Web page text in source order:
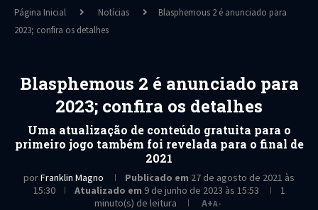
Página Inicial Notícias
Blasphemous 2 é anunciado para
2023; confira os detalhes
Blasphemous 2 é anunciado para
2023; confira os detalhes
Uma atualização de conteúdo gratuita para o
primeiro jogo também foi revelada para o final de
2021
porFranklin Magno Publicado em 27 de agosto de 2021 às
15:30
Atualizado em 9 de junho de 2023 às 15:53
1
minuto(s) de leitura
A+A-